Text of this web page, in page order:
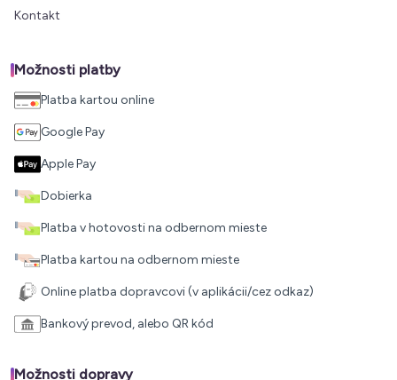
Kontakt
Možnosti platby
Platba kartou online
Google Pay
Apple Pay
Dobierka
Platba v hotovosti na odbernom mieste
Platba kartou na odbernom mieste
Online platba dopravcovi (v aplikácii/cez odkaz)
Bankový prevod, alebo QR kód
Možnosti dopravy